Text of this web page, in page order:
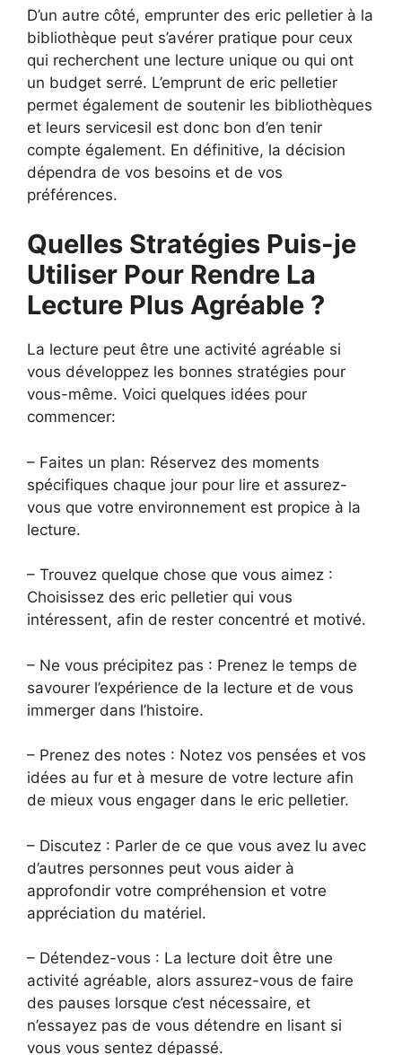
D’un autre côté, emprunter des eric pelletier à la
bibliothèque peut s’avérer pratique pour ceux
qui recherchent une lecture unique ou qui ont
un budget serré. L’emprunt de eric pelletier
permet également de soutenir les bibliothèques
et leurs servicesil est donc bon d’en tenir
compte également. En définitive, la décision
dépendra de vos besoins et de vos
préférences.
Quelles Stratégies Puis-je
Utiliser Pour Rendre La
Lecture Plus Agréable ?
La lecture peut être une activité agréable si
vous développez les bonnes stratégies pour
vous-même. Voici quelques idées pour
commencer:
– Faites un plan: Réservez des moments
spécifiques chaque jour pour lire et assurez-
vous que votre environnement est propice à la
lecture.
– Trouvez quelque chose que vous aimez :
Choisissez des eric pelletier qui vous
intéressent, afin de rester concentré et motivé.
– Ne vous précipitez pas : Prenez le temps de
savourer l’expérience de la lecture et de vous
immerger dans l’histoire.
– Prenez des notes : Notez vos pensées et vos
idées au fur et à mesure de votre lecture afin
de mieux vous engager dans le eric pelletier.
– Discutez : Parler de ce que vous avez lu avec
d’autres personnes peut vous aider à
approfondir votre compréhension et votre
appréciation du matériel.
– Détendez-vous : La lecture doit être une
activité agréable, alors assurez-vous de faire
des pauses lorsque c’est nécessaire, et
n’essayez pas de vous détendre en lisant si
vous vous sentez dépassé.